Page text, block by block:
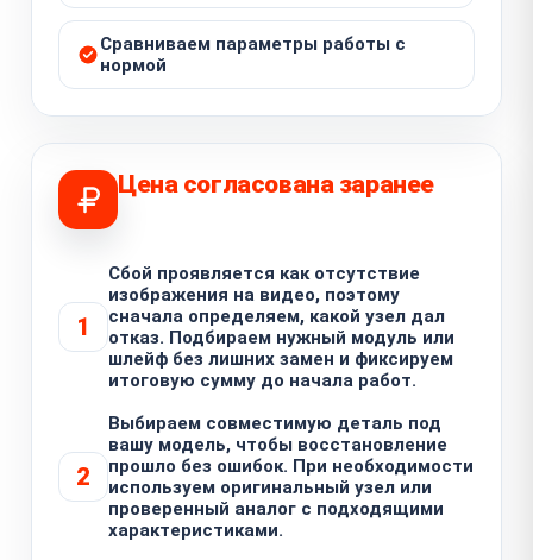
Сравниваем параметры работы с
нормой
Цена согласована заранее
1
Сбой проявляется как отсутствие
изображения на видео, поэтому
сначала определяем, какой узел дал
отказ. Подбираем нужный модуль или
шлейф без лишних замен и фиксируем
итоговую сумму до начала работ.
2
Выбираем совместимую деталь под
вашу модель, чтобы восстановление
прошло без ошибок. При необходимости
используем оригинальный узел или
проверенный аналог с подходящими
характеристиками.